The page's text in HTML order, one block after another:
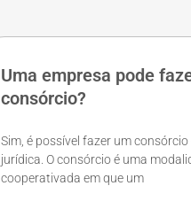
Uma empresa pode
consórcio?
Sim, é possível fazer um
jurídica. O consórcio é uma
cooperativada em que um